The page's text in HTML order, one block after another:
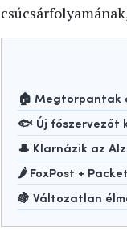
🏠 Megtorpantak
🐟 Új főszervezőt
🎩 Klarnázik az
🌶️ FoxPost +
🍇 Változatlan